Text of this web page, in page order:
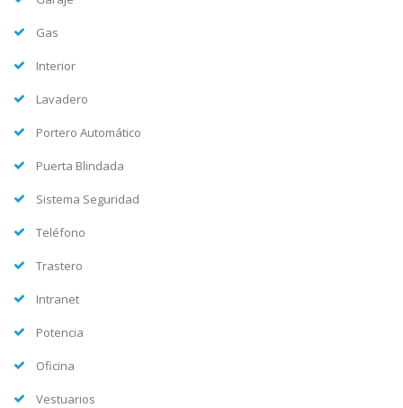
Gas
Interior
Lavadero
Portero Automático
Puerta Blindada
Sistema Seguridad
Teléfono
Trastero
Intranet
Potencia
Oficina
Vestuarios